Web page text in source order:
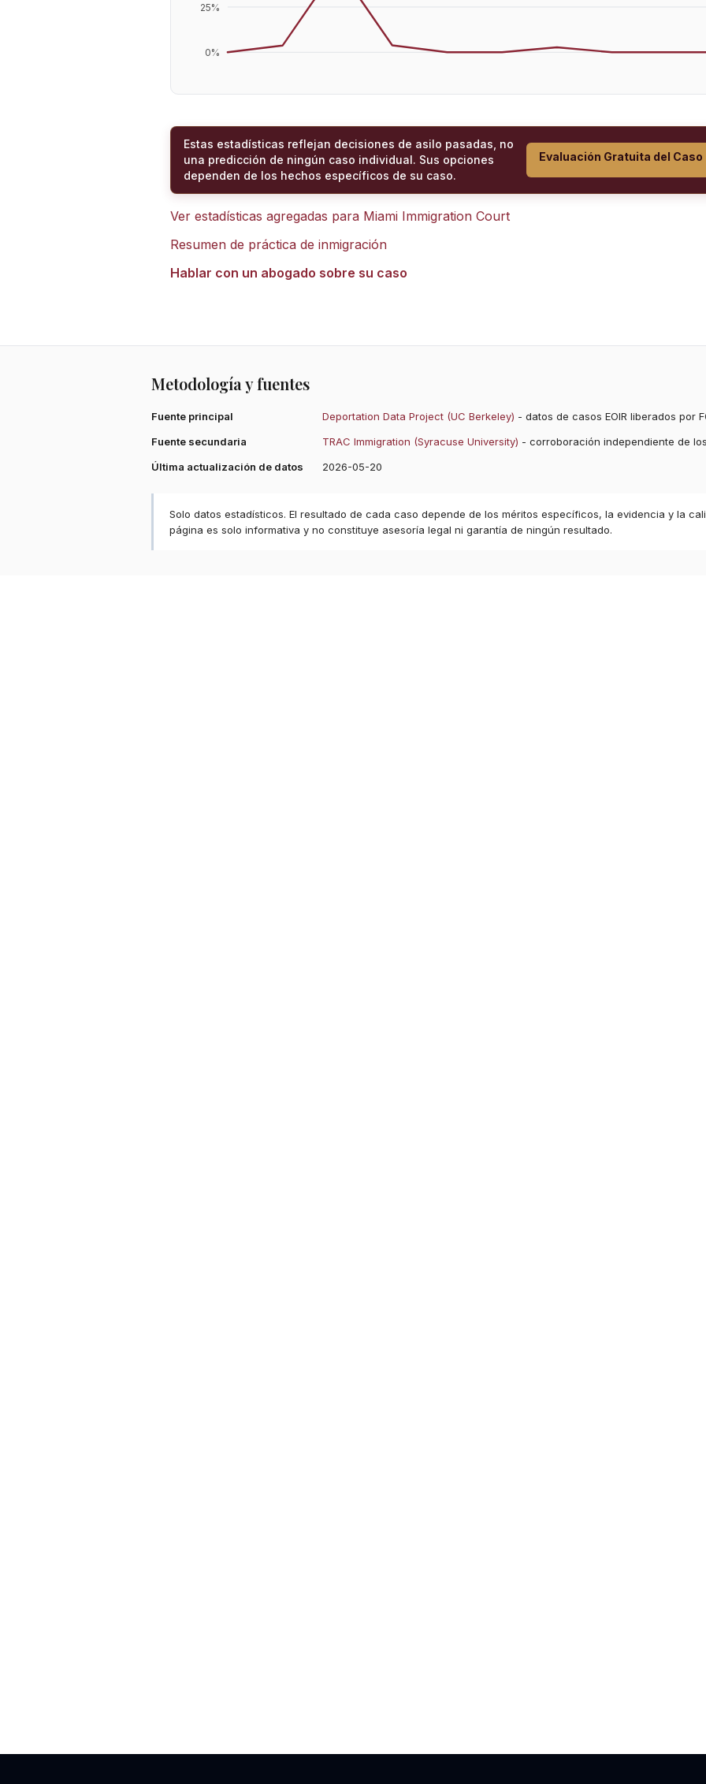
0%
25%
Estas estadísticas reflejan decisiones de asilo pasadas, no
una predicción de ningún caso individual. Sus opciones
dependen de los hechos específicos de su caso.
Evaluación Gratuita del Caso
Ver estadísticas agregadas para Miami Immigration Court
Resumen de práctica de inmigración
Hablar con un abogado sobre su caso
Metodología y fuentes
Fuente principal Deportation Data Project (UC Berkeley) - datos de casos EOIR liberados por
Fuente secundaria
TRAC Immigration (Syracuse University) - corroboración independiente de
Última actualización de datos
2026-05-20
Solo datos estadísticos. El resultado de cada caso depende de los méritos específicos, la evidencia y la
página es solo informativa y no constituye asesoría legal ni garantía de ningún resultado.